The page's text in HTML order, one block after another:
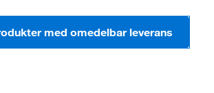
med omedelbar leverans